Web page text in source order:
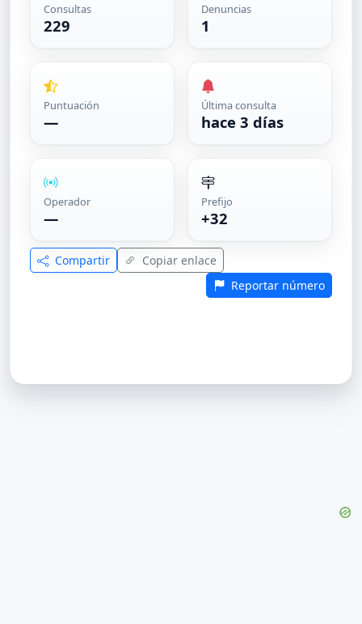
Consultas
229
Denuncias
1
Puntuación
—
Última consulta
hace 3 días
Operador
—
Prefijo
+32
Compartir
Copiar enlace
Reportar número